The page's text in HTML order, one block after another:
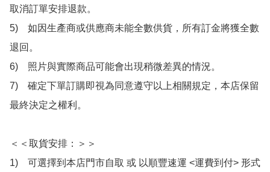
取消訂單安排退款。
5)　如因生產商或供應商未能全數供貨，所有訂金將獲全數
退回。
6)　照片與實際商品可能會出現稍微差異的情況。
7)　確定下單訂購即視為同意遵守以上相關規定，本店保留
最終決定之權利。
＜＜取貨安排：＞＞
1)　可選擇到本店門市自取 或 以順豐速運 <運費到付> 形式